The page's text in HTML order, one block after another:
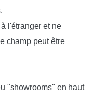
l'étranger et ne
champ peut être
"showrooms" en haut